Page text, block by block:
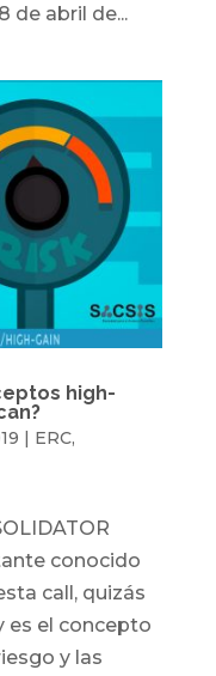
de abril de...
high-
| ERC,
conocido
call, quizás
es el concepto
y las